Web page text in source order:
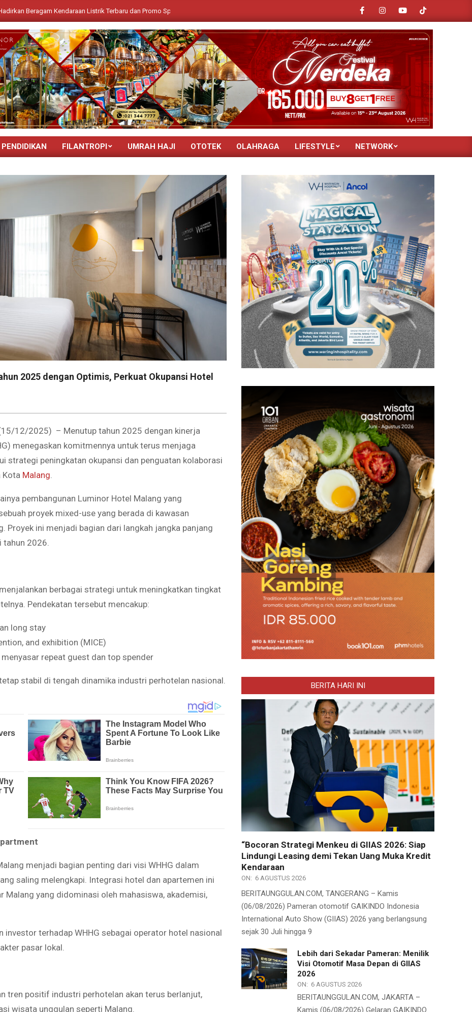
Kendaraan Listrik Terbaru dan Promo Spesial untuk Masyarakat Jawa Tengah Penyaluran Bantuan Beasiswa Untuk Santri Darul Hijrah Deli Serdang
Primary
Menu
PENDIDIKAN FILANTROPI UMRAH HAJI OTOTEK OLAHRAGA LIFESTYLE NETWORK
2025 dengan Optimis, Perkuat Okupansi Hotel
12/2025) – Menutup tahun 2025 dengan kinerja
menegaskan komitmennya untuk terus menjaga
strategi peningkatan okupansi dan penguatan kolaborasi
Kota Malang
pembangunan Luminor Hotel Malang yang
proyek mixed-use yang berada di kawasan
Proyek ini menjadi bagian dari langkah jangka panjang
2026.
berbagai strategi untuk meningkatkan tingkat
Pendekatan tersebut mencakup:
long stay
and exhibition (MICE)
repeat guest dan top spender
stabil di tengah dinamika industri perhotelan nasional.
menjadi bagian penting dari visi WHHG dalam
saling melengkapi. Integrasi hotel dan apartemen ini
Malang yang didominasi oleh mahasiswa, akademisi,
investor terhadap WHHG sebagai operator hotel nasional
pasar lokal.
tren positif industri perhotelan akan terus berlanjut,
wisata unggulan seperti Malang.
BERITA HARI INI
“Bocoran Strategi Menkeu di GIIAS 2026: Siap
Lindungi Leasing demi Tekan Uang Muka Kredit
Kendaraan
ON: 6 AGUSTUS 2026
BERITAUNGGULAN.COM, TANGERANG – Kamis
(06/08/2026) Pameran otomotif GAIKINDO Indonesia
International Auto Show (GIIAS) 2026 yang berlangsung
sejak 30 Juli hingga 9
Lebih dari Sekadar Pameran: Menilik
Visi Otomotif Masa Depan di GIIAS
2026
ON: 6 AGUSTUS 2026
BERITAUNGGULAN.COM, JAKARTA –
Kamis (06/08/2026) Gelaran GAIKINDO